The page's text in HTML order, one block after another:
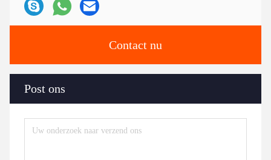
Contact nu
Post ons